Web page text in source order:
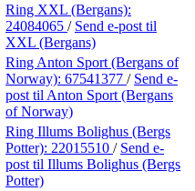
Ring XXL (Bergans):
24084065 / Send e-post til
XXL (Bergans)
Ring Anton Sport (Bergans of
Norway): 67541377 / Send e-
post til Anton Sport (Bergans
of Norway)
Ring Illums Bolighus (Bergs
Potter): 22015510 / Send e-
post til Illums Bolighus (Bergs
Potter)